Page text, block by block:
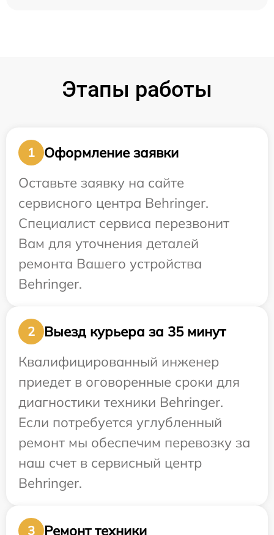
Этапы работы
1
Оформление заявки
Оставьте заявку на сайте
сервисного центра Behringer.
Специалист сервиса перезвонит
Вам для уточнения деталей
ремонта Вашего устройства
Behringer.
2
Выезд курьера за 35 минут
Квалифицированный инженер
приедет в оговоренные сроки для
диагностики техники Behringer.
Если потребуется углубленный
ремонт мы обеспечим перевозку за
наш счет в сервисный центр
Behringer.
3 Ремонт техники